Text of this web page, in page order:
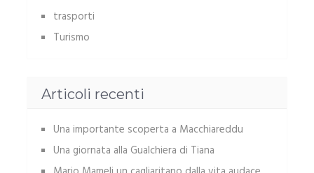
trasporti
Turismo
Articoli recenti
Una importante scoperta a Macchiareddu
Una giornata alla Gualchiera di Tiana